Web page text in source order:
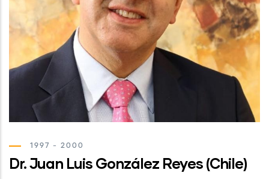
1997 - 2000
Dr. Juan Luis González Reyes (Chile)